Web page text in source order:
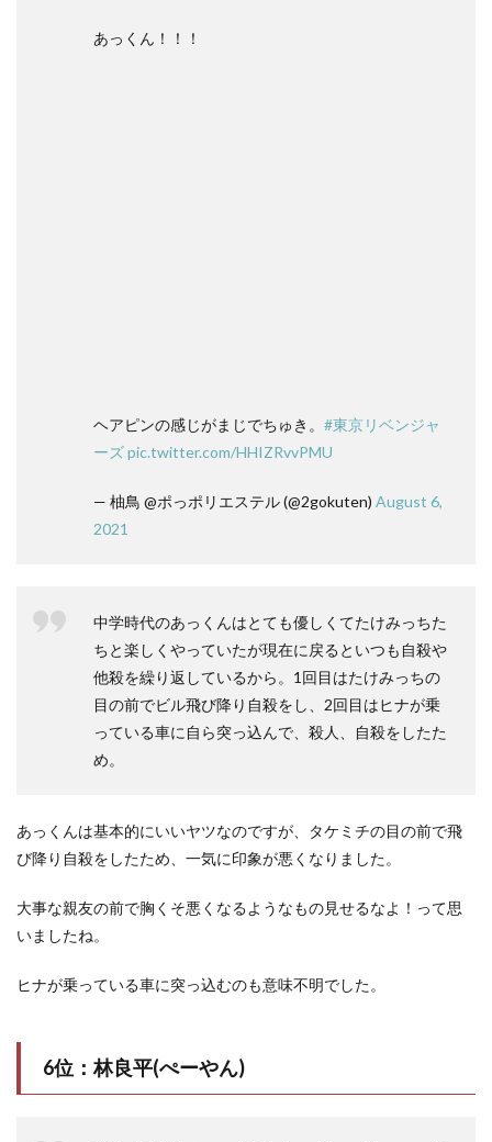
あっくん！！！
ヘアピンの感じがまじでちゅき。 #東京リベンジャ
ーズpic.twitter.com/HHIZRvvPMU
— 柚鳥 @ポっポリエステル (@2gokuten) August 6,
2021
中学時代のあっくんはとても優しくてたけみっちた
ちと楽しくやっていたが現在に戻るといつも自殺や
他殺を繰り返しているから。1回目はたけみっちの
目の前でビル飛び降り自殺をし、2回目はヒナが乗
っている車に自ら突っ込んで、殺人、自殺をしたた
め。
あっくんは基本的にいいヤツなのですが、タケミチの目の前で飛
び降り自殺をしたため、一気に印象が悪くなりました。
大事な親友の前で胸くそ悪くなるようなもの見せるなよ！って思
いましたね。
ヒナが乗っている車に突っ込むのも意味不明でした。
6位：林良平(ぺーやん)